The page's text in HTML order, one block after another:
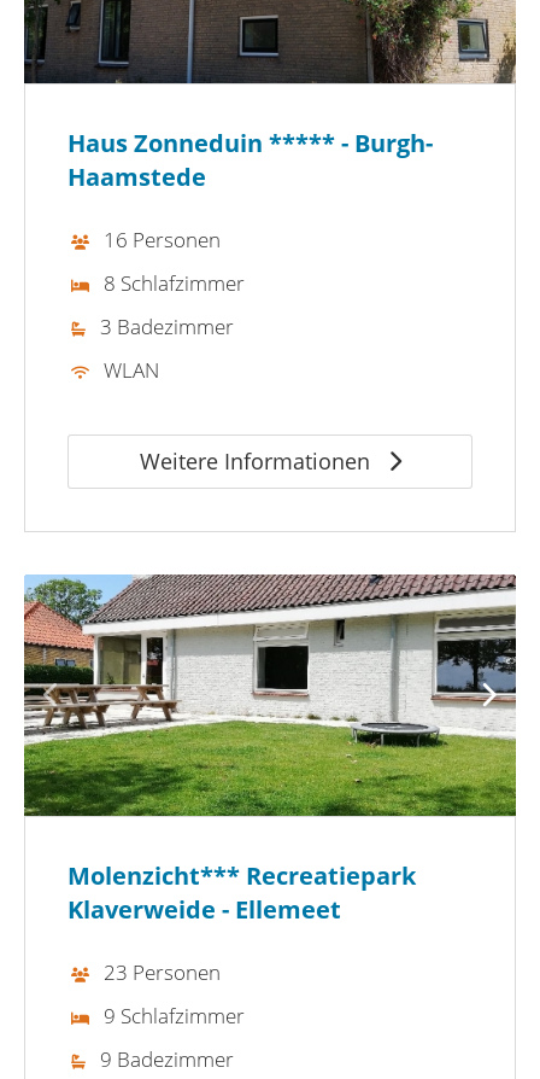
Haus Zonneduin ***** - Burgh-
Haamstede
16 Personen
8 Schlafzimmer
3 Badezimmer
WLAN
Weitere Informationen
Molenzicht*** Recreatiepark
Klaverweide - Ellemeet
23 Personen
9 Schlafzimmer
9 Badezimmer